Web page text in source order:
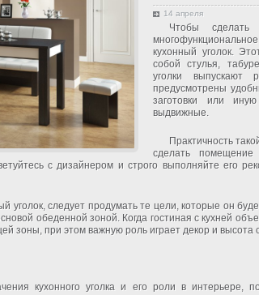
14 апреля
Чтобы
кухонный уголок.
собой стулья,
уголки выпускают
предусмотрены
заготовки или
выдвижные.
Практичность
сделать помещение
с дизайнером и строго выполняйте его
уголок, следует продумать те цели, которые он
обеденной зоной. Когда гостиная с кухней
зоны, при этом важную роль играет декор и высота
кухонного уголка и его роли в интерьере,